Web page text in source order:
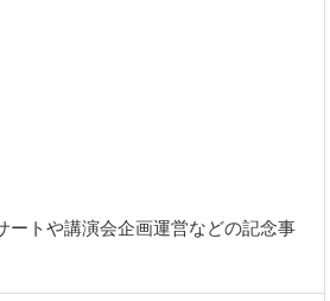
ートや講演会企画運営などの記念事